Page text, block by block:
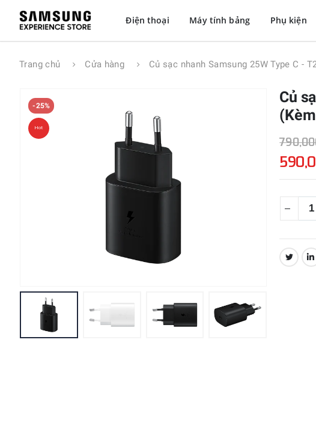
Điện thoại Máy tính bảng Phụ kiện
Trang chủ Cửa hàng Củ sạc nhanh Samsung 25W Type C -
-25%
Hot
Củ
CHIA